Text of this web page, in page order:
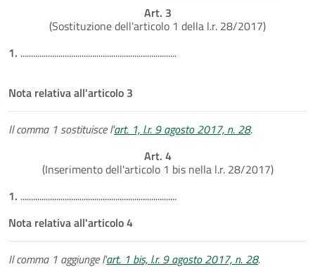
Art. 3
(Sostituzione dell'articolo 1 della l.r. 28/2017)
1. ..........................................................................
Nota relativa all'articolo 3
Il comma 1 sostituisce l'art. 1, l.r. 9 agosto 2017, n. 28.
Art. 4
(Inserimento dell'articolo 1 bis nella l.r. 28/2017)
1. ..........................................................................
Nota relativa all'articolo 4
Il comma 1 aggiunge l'art. 1 bis, l.r. 9 agosto 2017, n. 28.